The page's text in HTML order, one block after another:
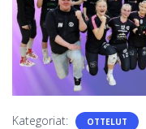
Kategoriat: OTTELUT